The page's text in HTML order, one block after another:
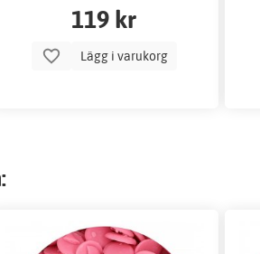
119 kr
Lägg i varukorg